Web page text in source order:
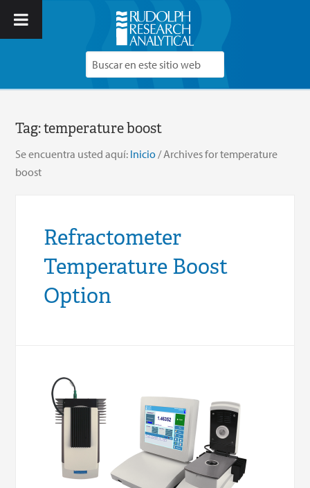
Tag:temperature boost
Se encuentra usted aquí: Inicio /Archives for temperature
boost
Refractometer
Temperature Boost
Option